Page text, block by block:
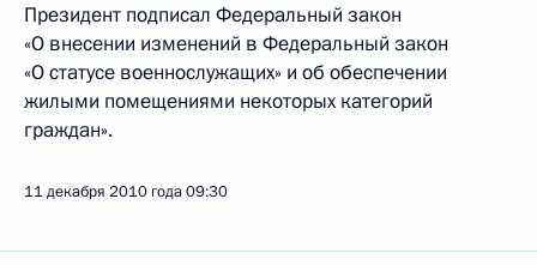
Президент подписал Федеральный закон
«О внесении изменений в Федеральный закон
«О статусе военнослужащих» и об обеспечении
жилыми помещениями некоторых категорий
граждан».
11 декабря 2010 года09:30